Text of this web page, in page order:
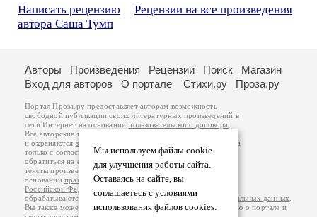
Написать рецензию
Рецензии на все произведения
автора Саша Тумп
Мы используем файлы cookie
для улучшения работы сайта.
Оставаясь на сайте, вы
соглашаетесь с условиями
использования файлов cookies.
Авторы Произведения Рецензии Поиск
Магазин
Вход для авторов
О портале Стихи.ру Проза.ру
Портал Проза.ру предоставляет авторам возможность
свободной публикации своих литературных произведений в
сети Интернет на основаниипользовательского договора
Все авторские права на произведения принадлежат авторам
и охраняются законом
. Перепечатка произведений возможна
только с согласия его автора, к которому вы можете
обратиться на его авторской странице. Ответственность за
тексты произведений авторы несут самостоятельно на
основанииправил публикацииизаконодательства
Российской Федерации
обрабатываются на основанииПолитики обработки персональных данных
Вы также можете посмотреть более подробнуюинформацию о портале и